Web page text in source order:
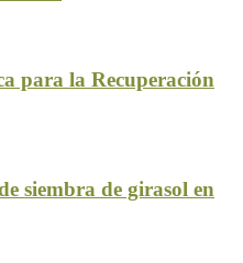
para la Recuperación
siembra de girasol en